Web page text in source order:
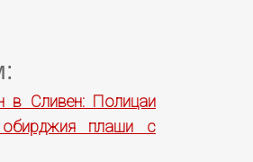
в Сливен: Полицаи
плаши с